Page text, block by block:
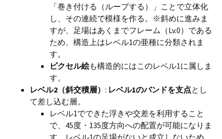
「巻き付ける（ループする）」ことで立体化
し、その連続で模様を作る。※斜めに進みま
すが、足場はあくまでフレーム（Lv.0）である
ため、構造上はレベル1の亜種に分類されま
す。
ピクセル絵も構造的にはこのレベル1に属しま
す。
レベル2（斜交積層） : レベル1のバンドを支点とし
て差し込む層。
レベル1でできた浮きや交差を利用すること
で、45度・135度方向への配置が可能になりま
す。レベル1の足場がないと成立しないため、